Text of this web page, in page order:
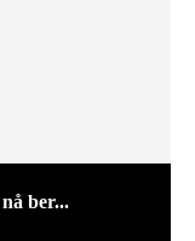
ber...